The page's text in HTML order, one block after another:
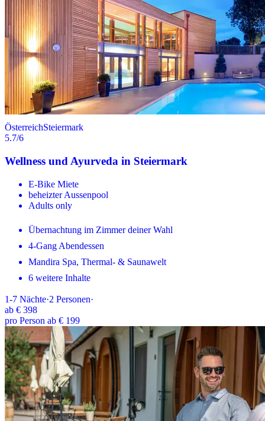
ÖsterreichSteiermark
5.7/6
Wellness und Ayurveda in Steiermark
E-Bike Miete
beheizter Aussenpool
Adults only
Übernachtung im Zimmer deiner Wahl
4-Gang Abendessen
Mandira Spa, Thermal- & Saunawelt
6 weitere Inhalte
1-7 Nächte·2 Personen·
ab € 398
pro Person ab € 199